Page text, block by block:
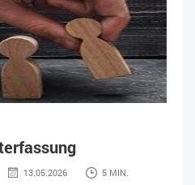
13.05.2026 5 MIN.